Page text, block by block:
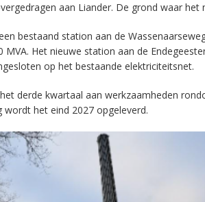
aan Liander. De grond waar
bestaand station aan de
MVA. Het nieuwe station aan de
op het bestaande elektriciteitsnet.
derde kwartaal aan werkzaamheden
wordt het eind 2027 opgeleverd.